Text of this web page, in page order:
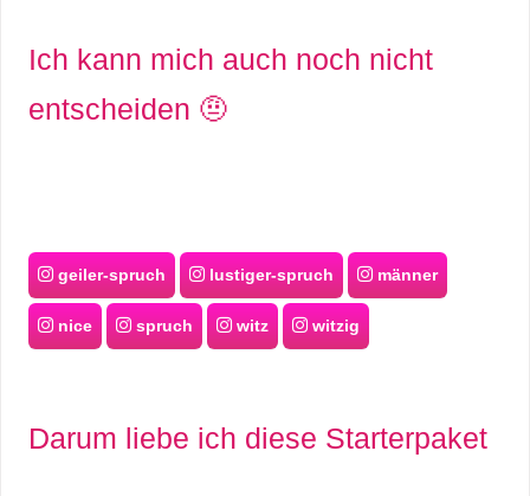
H
Ich kann mich auch noch nicht
entscheiden 🤨
geiler-spruch lustiger-spruch männer
nice spruch witz witzig
Darum liebe ich diese Starterpaket